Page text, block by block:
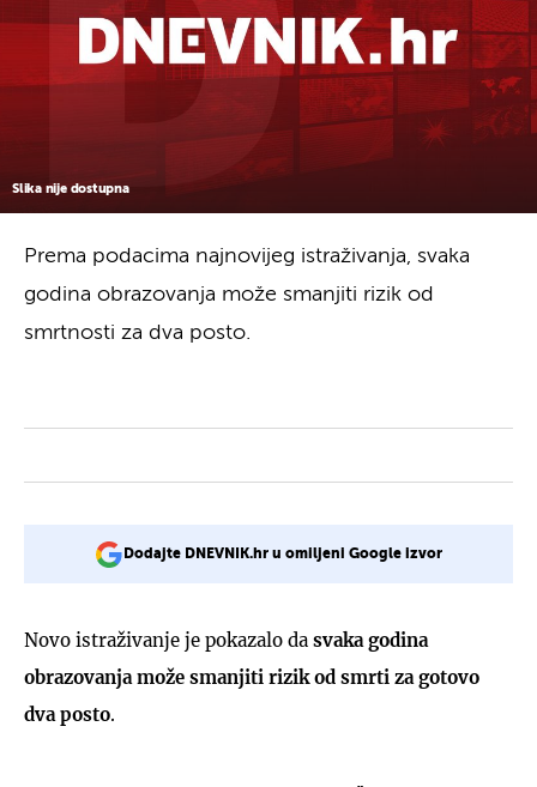
Slika nije dostupna
Prema podacima najnovijeg istraživanja, svaka
godina obrazovanja može smanjiti rizik od
smrtnosti za dva posto.
Dodajte DNEVNIK.hr u omiljeni Google izvor
Novo istraživanje je pokazalo da svaka godina
obrazovanja može smanjiti rizik od smrti za gotovo
dva posto.